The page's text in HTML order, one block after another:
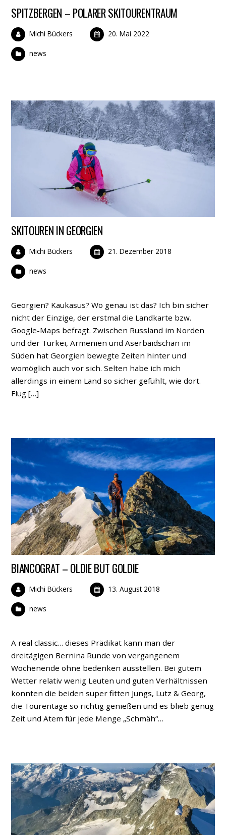
SPITZBERGEN – POLARER SKITOURENTRAUM
Michi Bückers 20. Mai 2022
news
SKITOUREN IN GEORGIEN
Michi Bückers 21. Dezember 2018
news
Georgien? Kaukasus? Wo genau ist das? Ich bin sicher
nicht der Einzige, der erstmal die Landkarte bzw.
Google-Maps befragt. Zwischen Russland im Norden
und der Türkei, Armenien und Aserbaidschan im
Süden hat Georgien bewegte Zeiten hinter und
womöglich auch vor sich. Selten habe ich mich
allerdings in einem Land so sicher gefühlt, wie dort.
Flug […]
BIANCOGRAT – OLDIE BUT GOLDIE
Michi Bückers 13. August 2018
news
A real classic… dieses Prädikat kann man der
dreitägigen Bernina Runde von vergangenem
Wochenende ohne bedenken ausstellen. Bei gutem
Wetter relativ wenig Leuten und guten Verhältnissen
konnten die beiden super fitten Jungs, Lutz & Georg,
die Tourentage so richtig genießen und es blieb genug
Zeit und Atem für jede Menge „Schmäh“…